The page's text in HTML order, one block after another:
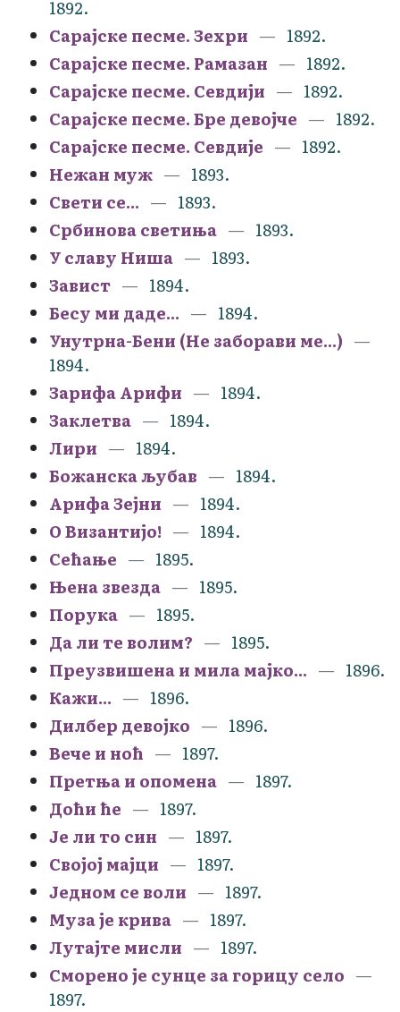
1892.
Сарајске песме. Зехри
1892.
Сарајске песме. Рамазан
1892.
Сарајске песме. Севдији
1892.
Сарајске песме. Бре девојче
1892.
Сарајске песме. Севдије
1892.
Нежан муж
1893.
Свети се...
1893.
Србинова светиња
1893.
У славу Ниша
1893.
Завист
1894.
Бесу ми даде...
1894.
Унутрна-Бени (Не заборави ме...)
1894.
Зарифа Арифи
1894.
Заклетва
1894.
Лири
1894.
Божанска љубав
1894.
Арифа Зејни
1894.
О Византијо!
1894.
Сећање
1895.
Њена звезда
1895.
Порука
1895.
Да ли те волим?
1895.
Преузвишена и мила мајко...
1896.
Кажи...
1896.
Дилбер девојко
1896.
Вече и ноћ
1897.
Претња и опомена
1897.
Доћи ће
1897.
Је ли то син
1897.
Својој мајци
1897.
Једном се воли
1897.
Муза је крива
1897.
Лутајте мисли
1897.
Сморено је сунце за горицу село
1897.